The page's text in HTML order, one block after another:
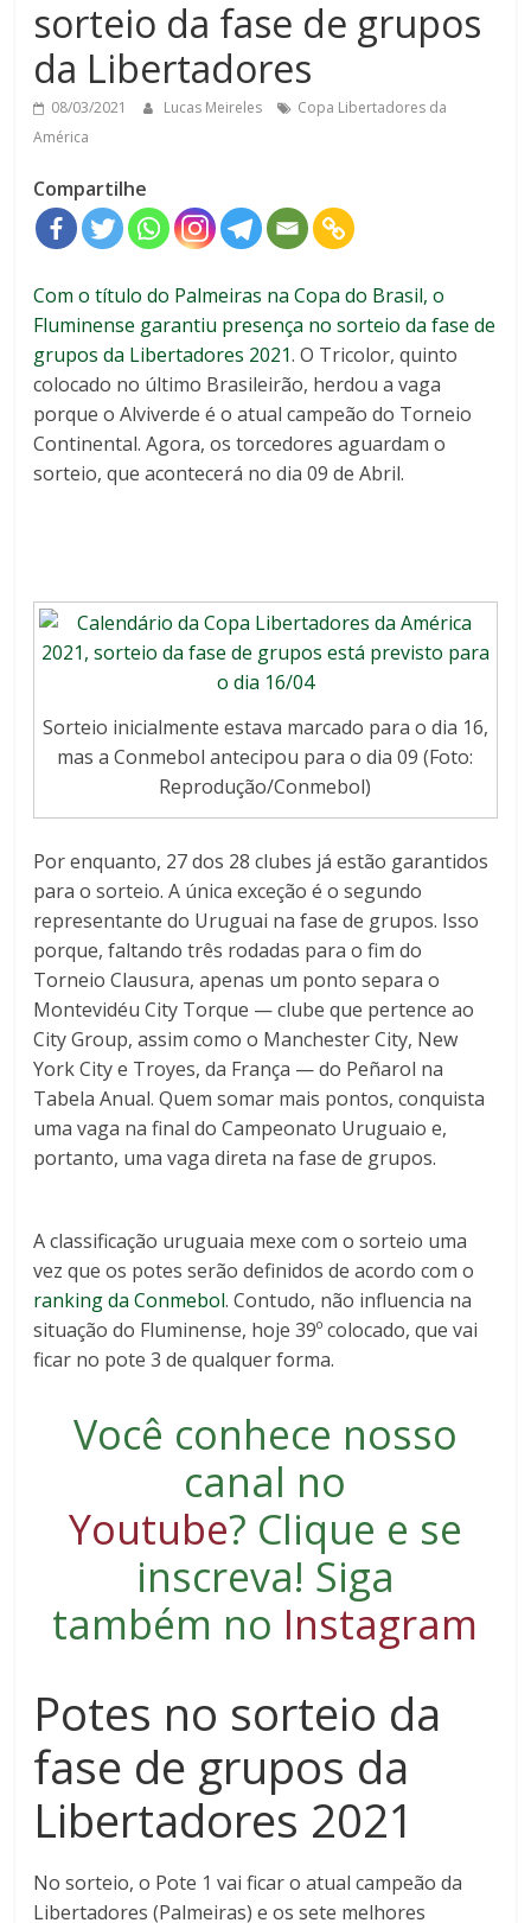
sorteio da fase de grupos
da Libertadores
08/03/2021 Lucas Meireles
Copa Libertadores da
América
Compartilhe
Com o título do Palmeiras na Copa do Brasil, o
Fluminense garantiu presença no sorteio da fase de
grupos da Libertadores 2021. O Tricolor, quinto
colocado no último Brasileirão, herdou a vaga
porque o Alviverde é o atual campeão do Torneio
Continental. Agora, os torcedores aguardam o
sorteio, que acontecerá no dia 09 de Abril.
Sorteio inicialmente estava marcado para o dia 16,
mas a Conmebol antecipou para o dia 09 (Foto:
Reprodução/Conmebol)
Por enquanto, 27 dos 28 clubes já estão garantidos
para o sorteio. A única exceção é o segundo
representante do Uruguai na fase de grupos. Isso
porque, faltando três rodadas para o fim do
Torneio Clausura, apenas um ponto separa o
Montevidéu City Torque — clube que pertence ao
City Group, assim como o Manchester City, New
York City e Troyes, da França — do Peñarol na
Tabela Anual. Quem somar mais pontos, conquista
uma vaga na final do Campeonato Uruguaio e,
portanto, uma vaga direta na fase de grupos.
A classificação uruguaia mexe com o sorteio uma
vez que os potes serão definidos de acordo com o
ranking da Conmebol. Contudo, não influencia na
situação do Fluminense, hoje 39º colocado, que vai
ficar no pote 3 de qualquer forma.
Você conhece nosso
canal no
Youtube? Clique e se
inscreva! Siga
também no Instagram
Potes no sorteio da
fase de grupos da
Libertadores 2021
No sorteio, o Pote 1 vai ficar o atual campeão da
Libertadores (Palmeiras) e os sete melhores